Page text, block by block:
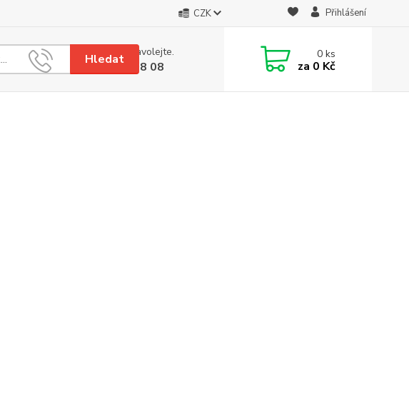
CZK Přihlášení
Hledat
Nevíte si rady? Zavolejte.
+420 608 08 18 08
0ks
za 0 Kč